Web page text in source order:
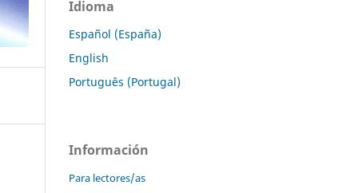
Idioma
Español (España)
English
Português (Portugal)
Información
Para lectores/as